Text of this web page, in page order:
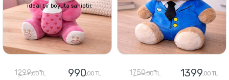
ideal bir boyuta sahiptir.
1299,00 TL 990,00 TL 1750,00 TL 1399,00 TL